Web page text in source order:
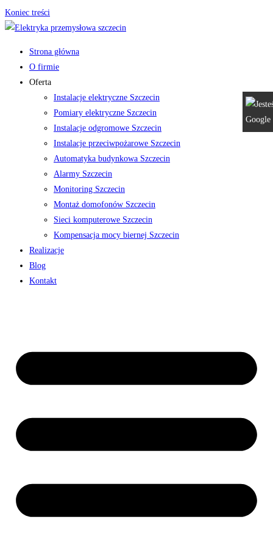
Koniec treści
Strona główna
O firmie
Oferta
Instalacje elektryczne Szczecin
Pomiary elektryczne Szczecin
Instalacje odgromowe Szczecin
Instalacje przeciwpożarowe Szczecin
Automatyka budynkowa Szczecin
Alarmy Szczecin
Monitoring Szczecin
Montaż domofonów Szczecin
Sieci komputerowe Szczecin
Kompensacja mocy biernej Szczecin
Realizacje
Blog
Kontakt